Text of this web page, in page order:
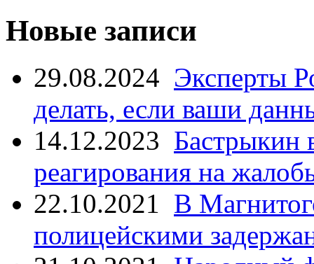
Новые записи
29.08.2024 Эксперты
делать, если ваши
14.12.2023 Бастрыкин
реагирования на
22.10.2021 В
полицейскими